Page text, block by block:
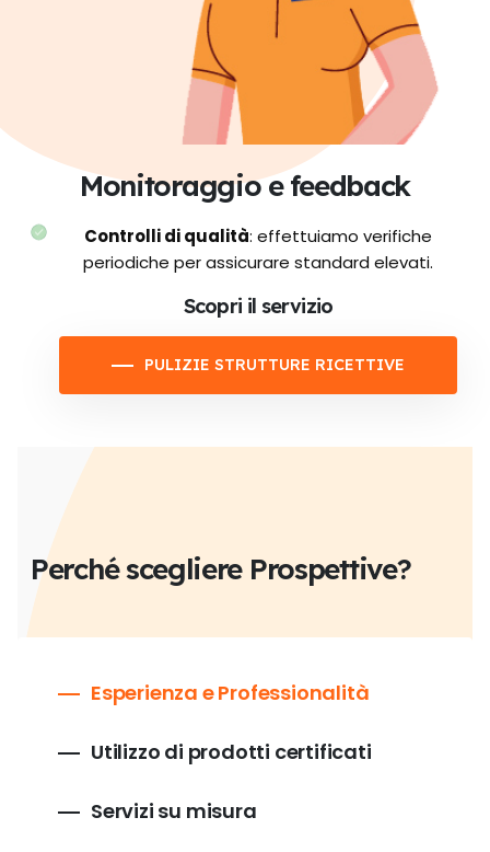
Monitoraggio e feedback
Controlli di qualità: effettuiamo verifiche
periodiche per assicurare standard elevati.
Scopri il servizio
PULIZIE STRUTTURE RICETTIVE
Perché scegliere Prospettive?
Esperienza e Professionalità
Utilizzo di prodotti certificati
Servizi su misura